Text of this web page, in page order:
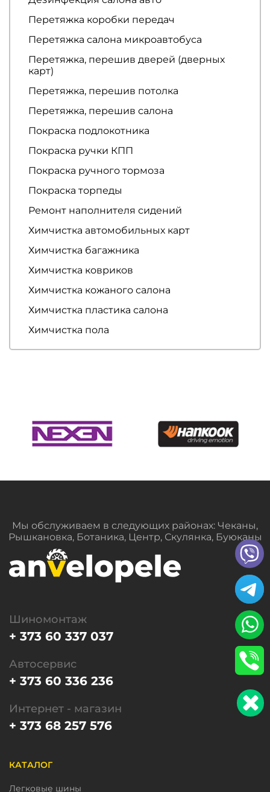
Перетяжка коробки передач
Перетяжка салона микроавтобуса
Перетяжка, перешив дверей (дверных
карт)
Перетяжка, перешив потолка
Перетяжка, перешив салона
Покраска подлокотника
Покраска ручки КПП
Покраска ручного тормоза
Покраска торпеды
Ремонт наполнителя сидений
Химчистка автомобильных карт
Химчистка багажника
Химчистка ковриков
Химчистка кожаного салона
Химчистка пластика салона
Химчистка пола
Мы обслуживаем в следующих районах: Чеканы,
Рышкановка, Ботаника, Центр, Скулянка, Буюканы
Шиномонтаж
+ 373 60 337 037
Автосервис
+ 373 60 336 236
Интернет - магазин
+ 373 68 257 576
КАТАЛОГ
Легковые шины